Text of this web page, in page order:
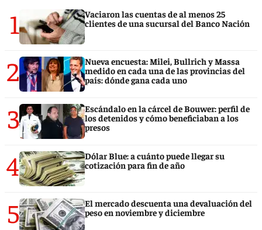
1
Vaciaron las cuentas de al menos 25
clientes de una sucursal del Banco Nación
2
Nueva encuesta: Milei, Bullrich y Massa
medido en cada una de las provincias del
país: dónde gana cada uno
3
Escándalo en la cárcel de Bouwer: perfil de
los detenidos y cómo beneficiaban a los
presos
4
Dólar Blue: a cuánto puede llegar su
cotización para fin de año
5
El mercado descuenta una devaluación del
peso en noviembre y diciembre